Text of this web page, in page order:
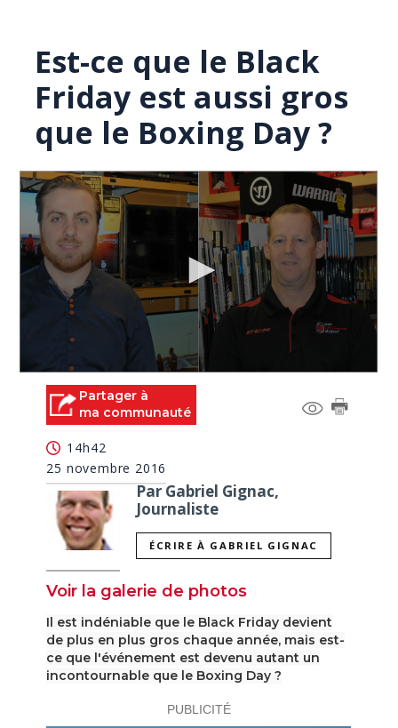
Est-ce que le Black
Friday est aussi gros
que le Boxing Day ?
seconds Partager à
ma communauté
14h42
25 novembre 2016
Par Gabriel Gignac,
Journaliste
ÉCRIRE À GABRIEL GIGNAC
Voir la galerie de photos
Il est indéniable que le Black Friday devient
de plus en plus gros chaque année, mais est-
ce que l'événement est devenu autant un
incontournable que le Boxing Day ?